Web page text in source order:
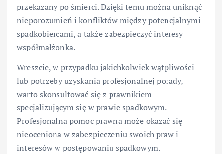
przekazany po śmierci. Dzięki temu można uniknąć
nieporozumień i konfliktów między potencjalnymi
spadkobiercami, a także zabezpieczyć interesy
współmałżonka.
Wreszcie, w przypadku jakichkolwiek wątpliwości
lub potrzeby uzyskania profesjonalnej porady,
warto skonsultować się z prawnikiem
specjalizującym się w prawie spadkowym.
Profesjonalna pomoc prawna może okazać się
nieoceniona w zabezpieczeniu swoich praw i
interesów w postępowaniu spadkowym.